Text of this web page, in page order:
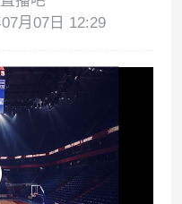
月07日 12:29